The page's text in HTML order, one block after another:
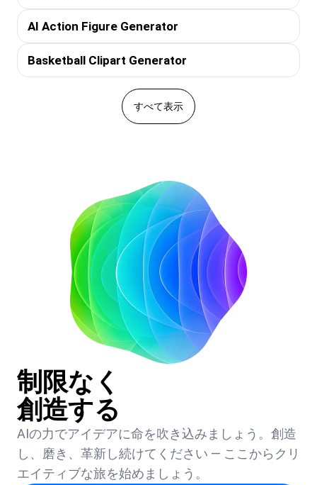
AI Action Figure Generator
Basketball Clipart Generator
すべて表示
制限なく
創造する
AIの力でアイデアに命を吹き込みましょう。創造
し、磨き、革新し続けてください — ここからクリ
エイティブな旅を始めましょう。